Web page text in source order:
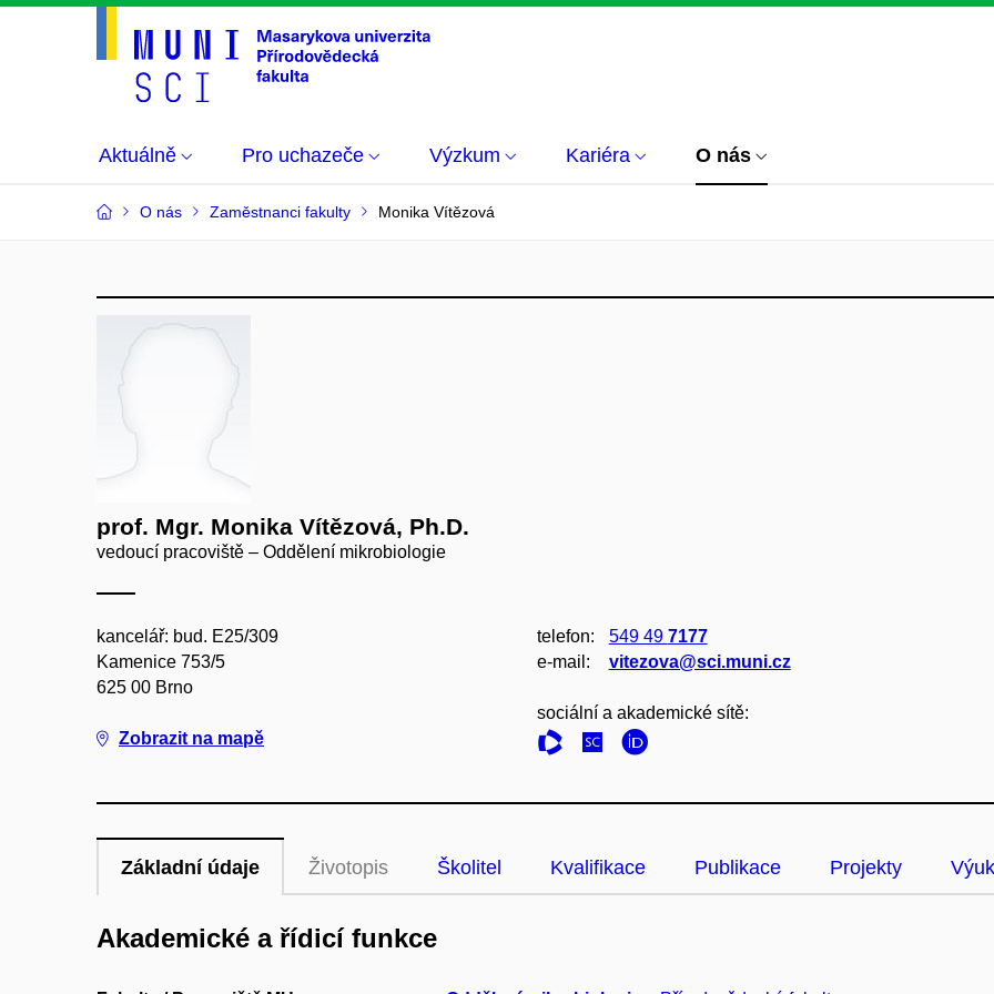
Aktuálně Pro uchazeče Výzkum Kariéra O nás
O nás Zaměstnanci fakulty Monika Vítězová
prof. Mgr. Monika Vítězová, Ph.D.
vedoucí pracoviště – Oddělení mikrobiologie
kancelář: bud. E25/309
Kamenice 753/5
625 00 Brno
Zobrazit na mapě
telefon: 549 49 7177
e‑mail:
vitezova@sci.muni.cz
sociální a akademické sítě:
Základní údaje Životopis Školitel Kvalifikace Publikace Projekty
Akademické a řídicí funkce